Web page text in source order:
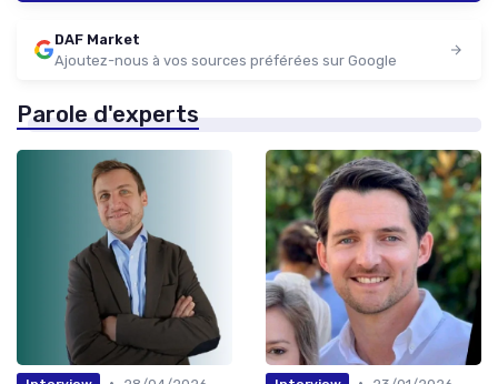
DAF Market
Ajoutez-nous à vos sources préférées sur Google
Parole d'experts